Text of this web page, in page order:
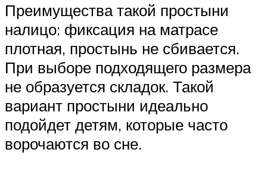
Преимущества такой простыни
налицо: фиксация на матрасе
плотная, простынь не сбивается.
При выборе подходящего размера
не образуется складок. Такой
вариант простыни идеально
подойдет детям, которые часто
ворочаются во сне.